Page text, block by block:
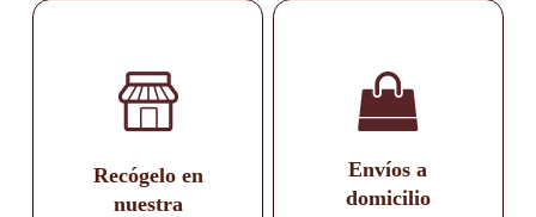
Recógelo en
nuestra
Envíos a
domicilio